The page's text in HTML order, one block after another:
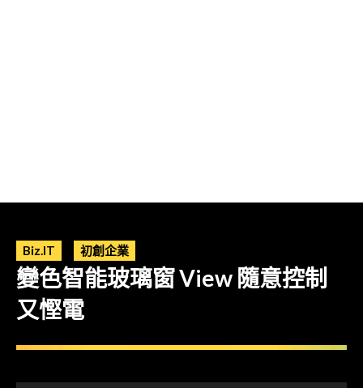
Biz.IT 初創企業
變色智能玻璃窗 View 隨意控制
又慳電